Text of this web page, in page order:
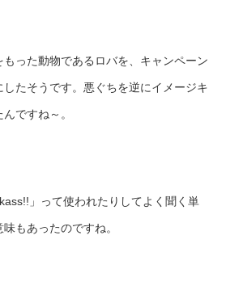
った動物であるロバを、キャンペーン
たそうです。悪ぐちを逆にイメージキ
ですね～。
」って使われたりしてよく聞く単
もあったのですね。